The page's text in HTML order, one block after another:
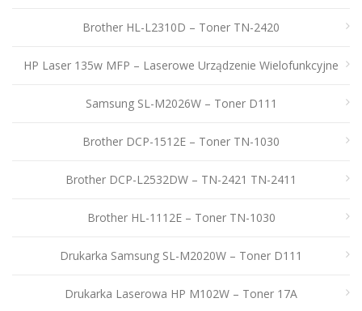
Brother HL-L2310D – Toner TN-2420
HP Laser 135w MFP – Laserowe Urządzenie Wielofunkcyjne
Samsung SL-M2026W – Toner D111
Brother DCP-1512E – Toner TN-1030
Brother DCP-L2532DW – TN-2421 TN-2411
Brother HL-1112E – Toner TN-1030
Drukarka Samsung SL-M2020W – Toner D111
Drukarka Laserowa HP M102W – Toner 17A